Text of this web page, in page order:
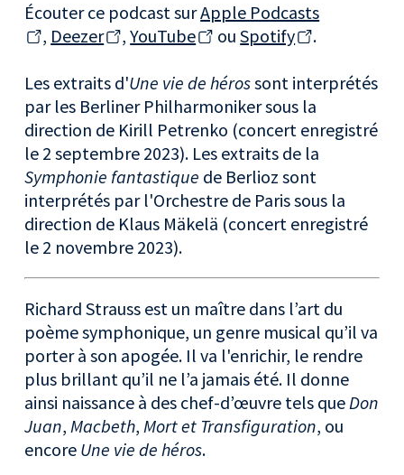
Écouter ce podcast surApple Podcasts
, Deezer ,YouTube ouSpotify .
Les extraits d'Une vie de hérossont interprétés
par les Berliner Philharmoniker sous la
direction de Kirill Petrenko (concert enregistré
le 2 septembre 2023). Les extraits de la
Symphonie fantastique de Berlioz sont
interprétés par l'Orchestre de Paris sous la
direction de Klaus Mäkelä (concert enregistré
le 2 novembre 2023).
Richard Strauss est un maître dans l’art du
poème symphonique, un genre musical qu’il va
porter à son apogée. Il va l'enrichir, le rendre
plus brillant qu’il ne l’a jamais été. Il donne
ainsi naissance à des chef-d’œuvre tels queDon
Juan,Macbeth,Mort et Transfiguration, ou
encore Une vie de héros.